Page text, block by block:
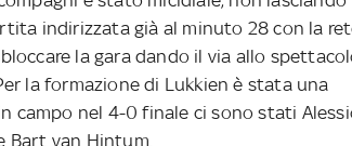
indirizzata già al minuto 28 con la
la gara dando il via allo
la formazione di Lukkien è stata una
campo nel 4-0 finale ci sono stati
Bart van Hintum.